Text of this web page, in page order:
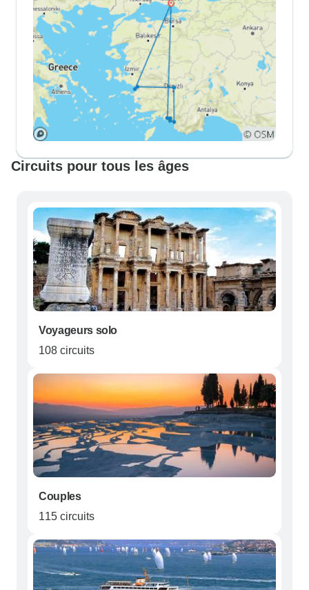
Circuits pour tous les âges
Voyageurs solo
108 circuits
Couples
115 circuits